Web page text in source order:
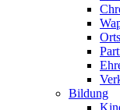
Bildung